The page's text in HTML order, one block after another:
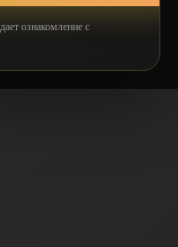
ознакомление с